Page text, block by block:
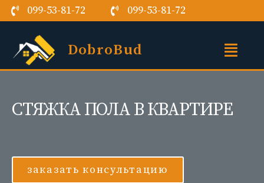
099-53-81-72 099-53-81-72
DobroBud
СТЯЖКА ПОЛА В КВАРТИРЕ
заказать консультацию